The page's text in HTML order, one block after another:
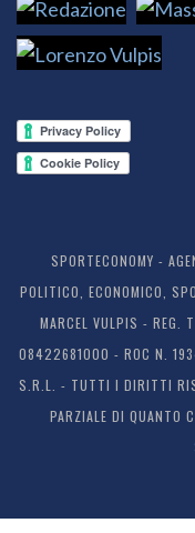
SPORTECONOMY -
POLITICO, ECONOMICO,
MARCEL VULPIS -
08422681000 - ROC N.
S.R.L. - TUTTI I DIRITTI
PARZIALE DI QUANTO